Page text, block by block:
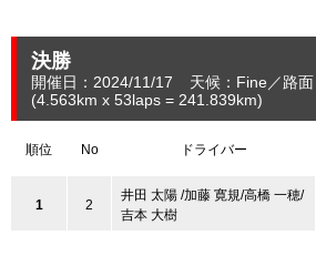
決勝
開催日：2024/11/17 天候：Fine 路
(4.563km x 53laps = 241.839km)
順位 No ドライバー
1 2
井田 太陽 /加藤 寛規/高橋 一穂/
吉本 大樹